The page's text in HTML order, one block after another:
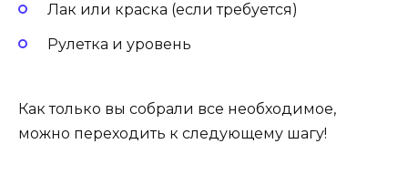
Лак или краска (если требуется)
Рулетка и уровень
Как только вы собрали все необходимое,
можно переходить к следующему шагу!